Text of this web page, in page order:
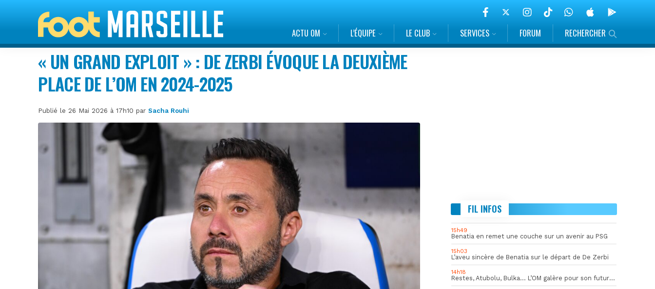
ACTU OM L’ÉQUIPE LE CLUB SERVICES FORUM RECHERCHER
« UN GRAND EXPLOIT » : DE ZERBI ÉVOQUE LA DEUXIÈME
PLACE DE L’OM EN 2024-2025
Publié le 26 Mai 2026 à 17h10 parSacha Rouhi
FIL INFOS
15h49
Benatia en remet une couche sur un avenir au PSG
15h03
L’aveu sincère de Benatia sur le départ de De Zerbi
14h18
Restes, Atubolu, Bulka… L’OM galère pour son futur gardien numéro 1